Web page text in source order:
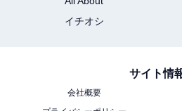
イチオシ
サイト情
会社概要